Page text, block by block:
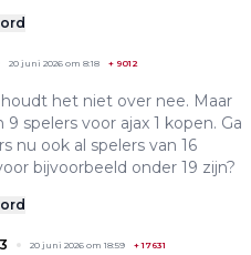
20 juni 2026 om 8:18 + 9012
houdt het niet over nee. Maar
spelers voor ajax 1 kopen. Ga
nu ook al spelers van 16
bijvoorbeeld onder 19 zijn?
20 juni 2026 om 18:59 +17631